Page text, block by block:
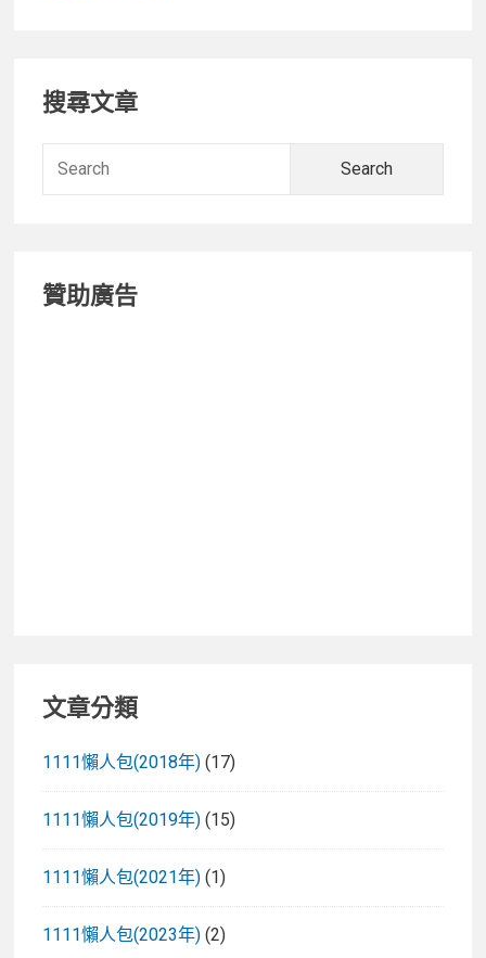
Primary
Sidebar
搜尋文章
贊助廣告
文章分類
1111懶人包(2018年) (17)
1111懶人包(2019年) (15)
1111懶人包(2021年) (1)
1111懶人包(2023年) (2)